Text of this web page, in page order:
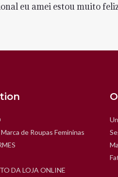
eu amei estou muito
de Roupas Femininas
DA LOJA ONLINE